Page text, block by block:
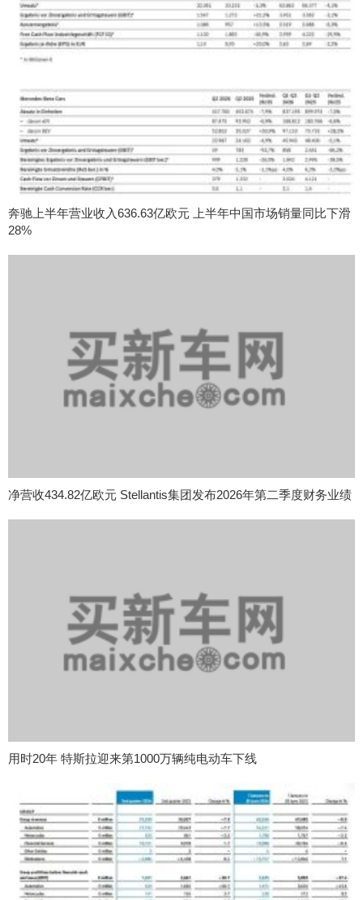
奔驰上半年营业收入636.63亿欧元 上半年中国市场销量同比下滑
28%
净营收434.82亿欧元 Stellantis集团发布2026年第二季度财务业绩
用时20年 特斯拉迎来第1000万辆纯电动车下线